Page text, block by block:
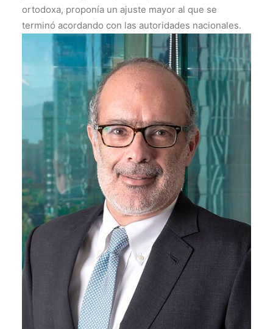
ortodoxa, proponía un ajuste mayor al que se
terminó acordando con las autoridades nacionales.